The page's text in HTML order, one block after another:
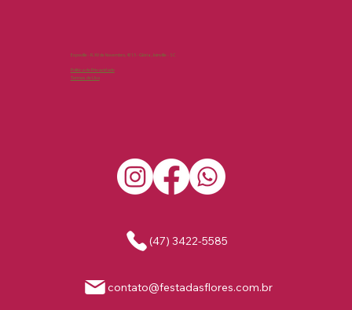
Expoville - R. XV de Novembro, 4315 - Glória, Joinville - SC
Política de Privacidade
Termos de Uso
(47) 3422-5585
contato@festadasflores.com.br